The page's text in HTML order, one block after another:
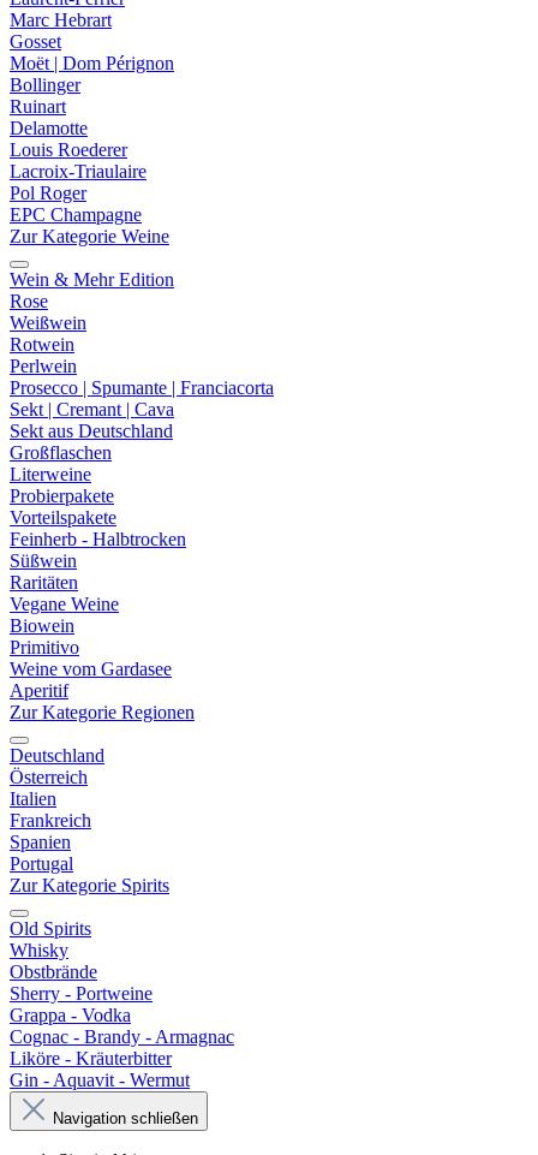
Marc Hebrart
Gosset
Moët | Dom Pérignon
Bollinger
Ruinart
Delamotte
Louis Roederer
Lacroix-Triaulaire
Pol Roger
EPC Champagne
Zur Kategorie Weine
Wein & Mehr Edition
Rose
Weißwein
Rotwein
Perlwein
Prosecco | Spumante | Franciacorta
Sekt | Cremant | Cava
Sekt aus Deutschland
Großflaschen
Literweine
Probierpakete
Vorteilspakete
Feinherb - Halbtrocken
Süßwein
Raritäten
Vegane Weine
Biowein
Primitivo
Weine vom Gardasee
Aperitif
Zur Kategorie Regionen
Deutschland
Österreich
Italien
Frankreich
Spanien
Portugal
Zur Kategorie Spirits
Old Spirits
Whisky
Obstbrände
Sherry - Portweine
Grappa - Vodka
Cognac - Brandy - Armagnac
Liköre - Kräuterbitter
Gin - Aquavit - Wermut
Navigation schließen